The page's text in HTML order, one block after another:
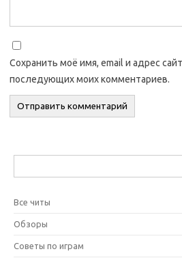
Сохранить моё имя, email и адрес
последующих моих комментариев.
Все читы
Обзоры
Советы по играм